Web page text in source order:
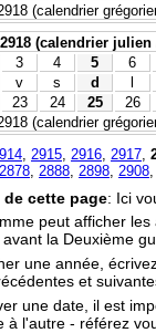
(calendrier
(calendrier
3 4 5 6
v s d l
23 24 25 26
(calendrier
2915 2916 2917
2878 2888 2898 2908
cette page: Ici
peut afficher
la Deuxième
une année,
et
une date, il est
à l'autre - référez